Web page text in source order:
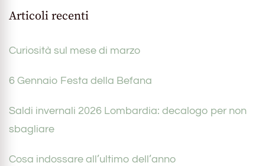
Articoli recenti
Curiosità sul mese di marzo
6 Gennaio Festa della Befana
Saldi invernali 2026 Lombardia: decalogo per non
sbagliare
Cosa indossare all’ultimo dell’anno